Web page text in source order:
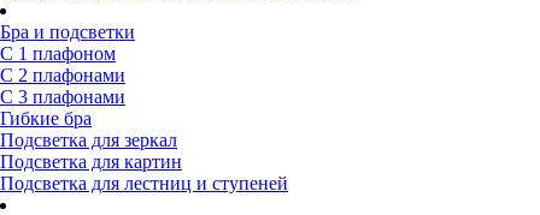
Бра и подсветки
С 1 плафоном
С 2 плафонами
С 3 плафонами
Гибкие бра
Подсветка для зеркал
Подсветка для картин
Подсветка для лестниц и ступеней